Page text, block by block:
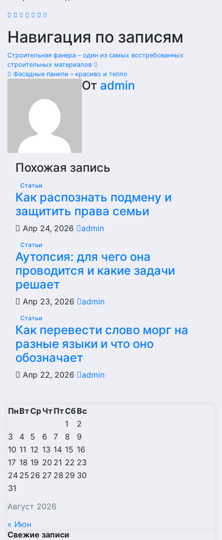
Навигация по записям
Строительная фанера – один из самых востребованных
строительных материалов
Фасадные панели – красиво и тепло
От admin
Похожая запись
Статьи
Как распознать подмену и
защитить права семьи
Апр 24, 2026 admin
Статьи
Аутопсия: для чего она
проводится и какие задачи
решает
Апр 23, 2026 admin
Статьи
Как перевести слово морг на
разные языки и что оно
обозначает
Апр 22, 2026 admin
Август 2026
ПнВтСрЧтПтСбВс
1
2
3
4 5 6 7 8
9
10 11 12 13 14 15 16
17 18 19 20 21 22 23
24 25 26 27 28 29 30
31
« Июн
Свежие записи